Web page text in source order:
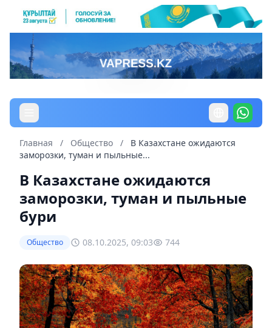
Главная / Общество /
В Казахстане ожидаются
заморозки, туман и пыльные...
В Казахстане ожидаются
заморозки, туман и пыльные
бури
Общество 08.10.2025, 09:03 744